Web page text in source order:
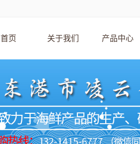
首页 关于我们 产品中心